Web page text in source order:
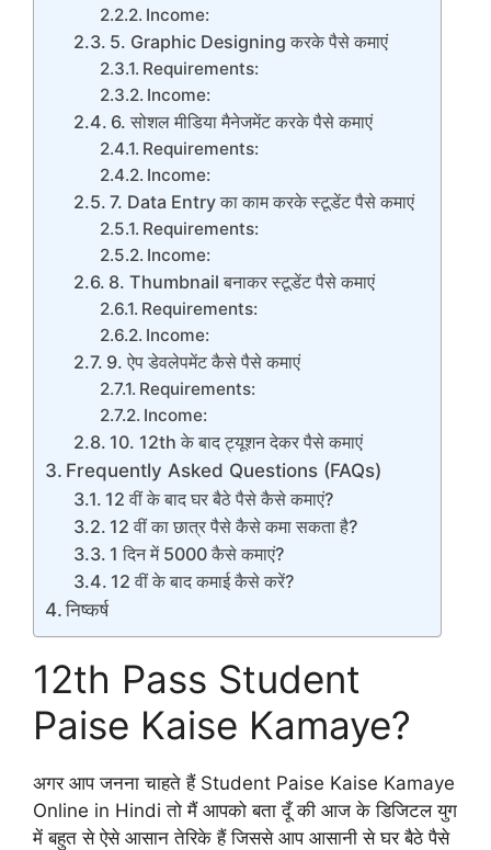
Income:
5. Graphic Designing करके पैसे कमाएं
Requirements:
Income:
6. सोशल मीडिया मैनेजमेंट करके पैसे कमाएं
Requirements:
Income:
7. Data Entry का काम करके स्टूडेंट पैसे कमाएं
Requirements:
Income:
8. Thumbnail बनाकर स्टूडेंट पैसे कमाएं
Requirements:
Income:
9. ऐप डेवलेपमेंट कैसे पैसे कमाएं
Requirements:
Income:
10. 12th के बाद ट्यूशन देकर पैसे कमाएं
Frequently Asked Questions (FAQs)
12 वीं के बाद घर बैठे पैसे कैसे कमाएं?
12 वीं का छात्र पैसे कैसे कमा सकता है?
1 दिन में 5000 कैसे कमाएं?
12 वीं के बाद कमाई कैसे करें?
निष्कर्ष
12th Pass Student
Paise Kaise Kamaye?
अगर आप जनना चाहते हैं Student Paise Kaise Kamaye
Online in Hindi तो मैं आपको बता दूँ की आज के डिजिटल युग
में बहुत से ऐसे आसान तेरिके हैं जिससे आप आसानी से घर बैठे पैसे